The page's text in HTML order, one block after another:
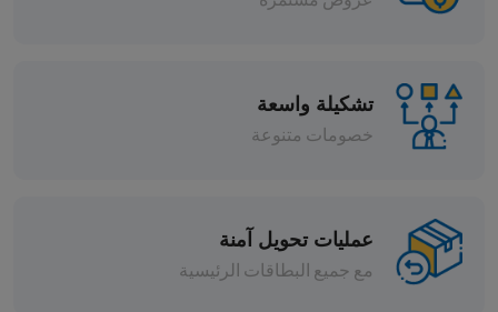
تشكيلة واسعة
خصومات متنوعة
عمليات تحويل آمنة
مع جميع البطاقات الرئيسية